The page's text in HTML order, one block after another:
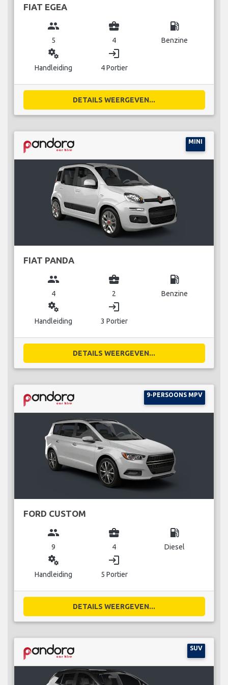
FIAT EGEA
group
5
business_center
4
local_gas_station
Benzine
miscellaneous_services
Handleiding
login
4 Portier
DETAILS WEERGEVEN...
MINI
FIAT PANDA
group
4
business_center
2
local_gas_station
Benzine
miscellaneous_services
Handleiding
login
3 Portier
DETAILS WEERGEVEN...
9-PERSOONS MPV
FORD CUSTOM
group
9
business_center
4
local_gas_station
Diesel
miscellaneous_services
Handleiding
login
5 Portier
DETAILS WEERGEVEN...
SUV